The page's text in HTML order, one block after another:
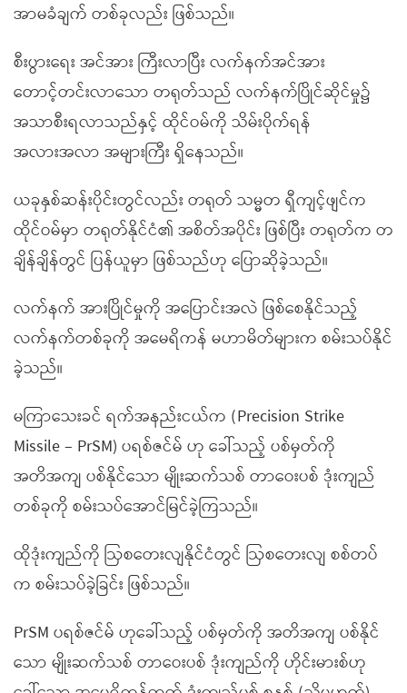
အာမခံချက် တစ်ခုလည်း ဖြစ်သည်။
စီးပွားရေး အင်အား ကြီးလာပြီး လက်နက်အင်အား
တောင့်တင်းလာသော တရုတ်သည် လက်နက်ပြိုင်ဆိုင်မှု၌
အသာစီးရလာသည်နှင့် ထိုင်ဝမ်ကို သိမ်းပိုက်ရန်
အလားအလာ အများကြီး ရှိနေသည်။
ယခုနှစ်ဆန်းပိုင်းတွင်လည်း တရုတ် သမ္မတ ရှီကျင့်ဖျင်က
ထိုင်ဝမ်မှာ တရုတ်နိုင်ငံ၏ အစိတ်အပိုင်း ဖြစ်ပြီး တရုတ်က တ
ချိန်ချိန်တွင် ပြန်ယူမှာ ဖြစ်သည်ဟု ပြောဆိုခဲ့သည်။
လက်နက် အားပြိုင်မှုကို အပြောင်းအလဲ ဖြစ်စေနိုင်သည့်
လက်နက်တစ်ခုကို အမေရိကန် မဟာမိတ်များက စမ်းသပ်နိုင်
ခဲ့သည်။
မကြာသေးခင် ရက်အနည်းငယ်က (Precision Strike
Missile – PrSM) ပရစ်ဇင်မ် ဟု ခေါ်သည့် ပစ်မှတ်ကို
အတိအကျ ပစ်နိုင်သော မျိုးဆက်သစ် တာဝေးပစ် ဒုံးကျည်
တစ်ခုကို စမ်းသပ်အောင်မြင်ခဲ့ကြသည်။
ထိုဒုံးကျည်ကို ဩစတေးလျနိုင်ငံတွင် ဩစတေးလျ စစ်တပ်
က စမ်းသပ်ခဲ့ခြင်း ဖြစ်သည်။
PrSM ပရစ်ဇင်မ် ဟုခေါ်သည့် ပစ်မှတ်ကို အတိအကျ ပစ်နိုင်
သော မျိုးဆက်သစ် တာဝေးပစ် ဒုံးကျည်ကို ဟိုင်းမားစ်ဟု